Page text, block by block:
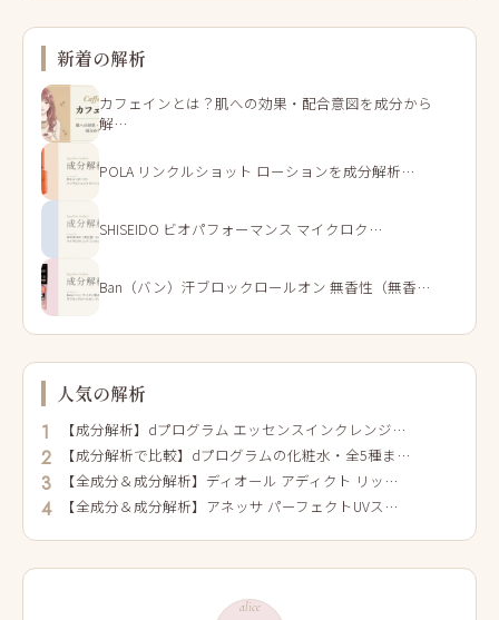
新着の解析
カフェインとは？肌への効果・配合意図を成分から
解…
POLA リンクルショット ローションを成分解析…
SHISEIDO ビオパフォーマンス マイクロク…
Ban（バン）汗ブロックロールオン 無香性（無香…
人気の解析
1 【成分解析】dプログラム エッセンスインクレンジ…
2 【成分解析で比較】dプログラムの化粧水・全5種ま…
3 【全成分＆成分解析】ディオール アディクト リッ…
4 【全成分＆成分解析】アネッサ パーフェクトUVス…
alice